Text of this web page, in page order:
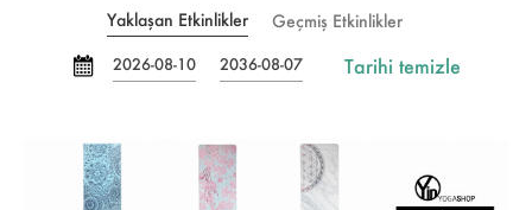
Yaklaşan Etkinlikler Geçmiş Etkinlikler
2026-08-10 2036-08-07 Tarihi temizle